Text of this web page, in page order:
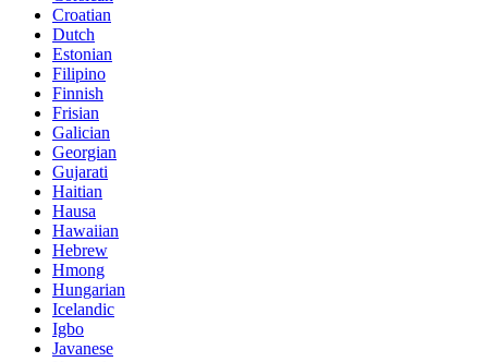
Croatian
Dutch
Estonian
Filipino
Finnish
Frisian
Galician
Georgian
Gujarati
Haitian
Hausa
Hawaiian
Hebrew
Hmong
Hungarian
Icelandic
Igbo
Javanese